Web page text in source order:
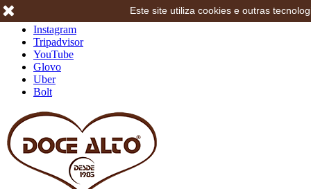
Instagram
Tripadvisor
YouTube
Glovo
Uber
Bolt
Este site utiliza cookies e outras